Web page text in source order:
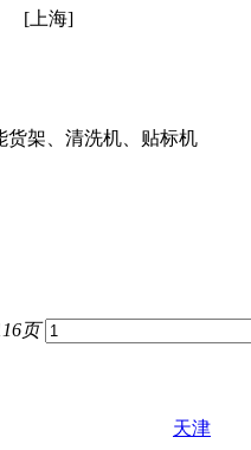
[上海]
货架、清洗机、贴标机
页
天津